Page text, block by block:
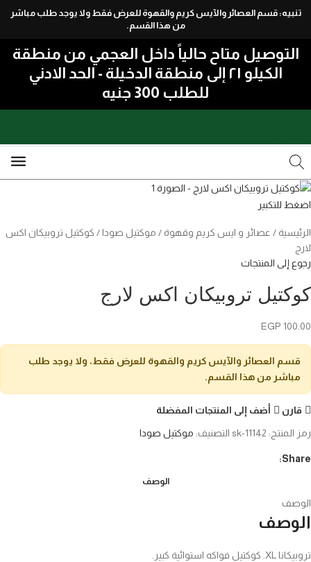
Skip to navigation
التوصيل متاح حالياً داخل العجمي من منطقة
الكيلو ٢١ إلى منطقة الدخيلة - الحد الادني
للطلب 300 جنيه
اضغط للتكبير
الرئيسية عصائر و ايس كريم وقهوة موكتيل صودا
كوكتيل تروبيكان اكس
لارج
رجوع إلى المنتجات
كوكتيل تروبيكان اكس لارج
EGP 100.00
قسم العصائر والآيس كريم والقهوة للعرض فقط، ولا يوجد طلب
مباشر من هذا القسم.
قارن أضف إلى المنتجات المفضلة
رمز المنتج: sk-11142 التصنيف: موكتيل صودا
Share:
الوصف
الوصف
الوصف
تروبيكانا XL. كوكتيل فواكه استوائية كبير.
تنبيه: قسم العصائر والآيس كريم والقهوة للعرض فقط ولا يوجد طلب مباشر
من هذا القسم.